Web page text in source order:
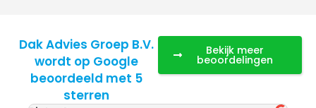
Dak Advies Groep B.V.
wordt op Google
beoordeeld met 5
sterren
Bekijk meer
beoordelingen